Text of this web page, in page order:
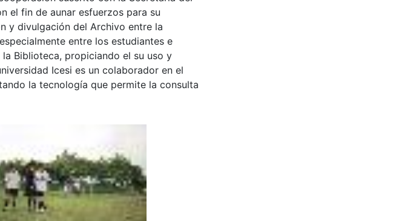
el fin de aunar esfuerzos para su
y divulgación del Archivo entre la
entre los estudiantes e
Biblioteca, propiciando el su uso y
Icesi es un colaborador en el
la tecnología que permite la consulta